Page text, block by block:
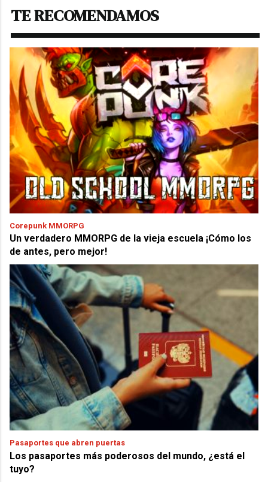
TE RECOMENDAMOS
Corepunk MMORPG
Un verdadero MMORPG de la vieja escuela ¡Cómo los
de antes, pero mejor!
Pasaportes que abren puertas
Los pasaportes más poderosos del mundo, ¿está el
tuyo?